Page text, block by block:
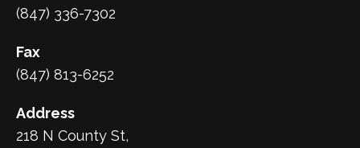
(847) 336-7302
Fax
(847) 813-6252
Address
218 N County St,